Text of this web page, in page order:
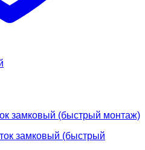
замковый (быстрый монтаж)